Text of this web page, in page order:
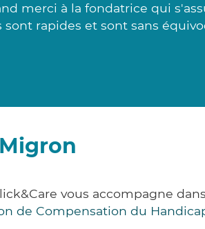
merci à la fondatrice qui
rapides et sont sans
vous accompagne
de Compensation du